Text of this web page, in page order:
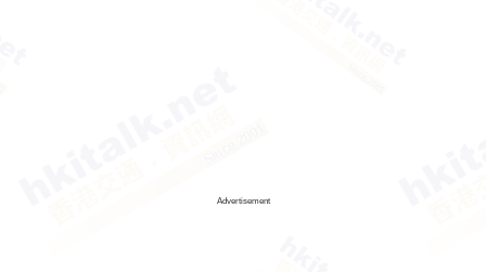
Advertisement